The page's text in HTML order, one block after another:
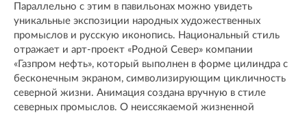
Параллельно с этим в павильонах можно увидеть
уникальные экспозиции народных художественных
промыслов и русскую иконопись. Национальный стиль
отражает и арт-проект «Родной Север» компании
«Газпром нефть», который выполнен в форме цилиндра с
бесконечным экраном, символизирующим цикличность
северной жизни. Анимация создана вручную в стиле
северных промыслов. О неиссякаемой жизненной